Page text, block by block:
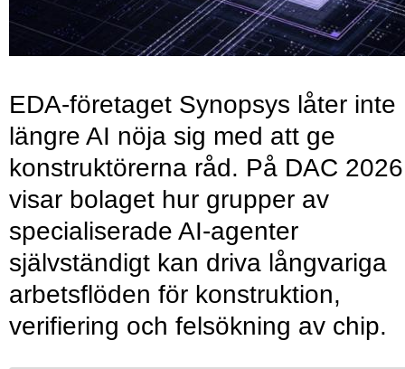
EDA-företaget Synopsys låter inte
längre AI nöja sig med att ge
konstruktörerna råd. På DAC 2026
visar bolaget hur grupper av
specialiserade AI-agenter
självständigt kan driva långvariga
arbetsflöden för konstruktion,
verifiering och felsökning av chip.